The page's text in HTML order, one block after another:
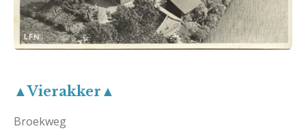
▲Vierakker▲
Broekweg